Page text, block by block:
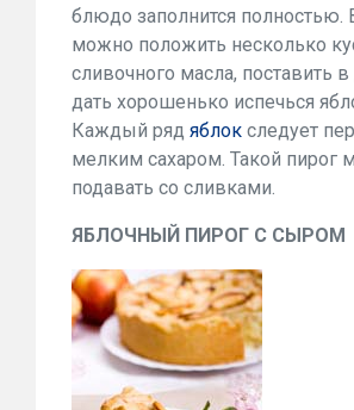
блюдо заполнится полностью.
можно положить несколько
сливочного масла, поставить
дать хорошенько испечься
Каждый ряд яблок следует
мелким сахаром. Такой пирог
подавать со сливками.
ЯБЛОЧНЫЙ ПИРОГ С СЫРОМ